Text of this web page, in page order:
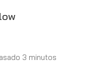
3 minutos